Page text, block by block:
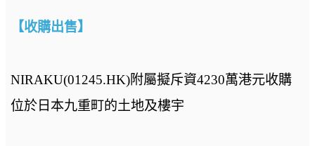
【收購出售】
NIRAKU(01245.HK)附屬擬斥資4230萬港元收購
位於日本九重町的土地及樓宇